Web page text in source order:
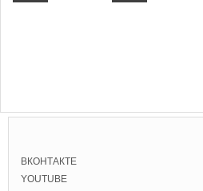
ВКОНТАКТЕ
YOUTUBE